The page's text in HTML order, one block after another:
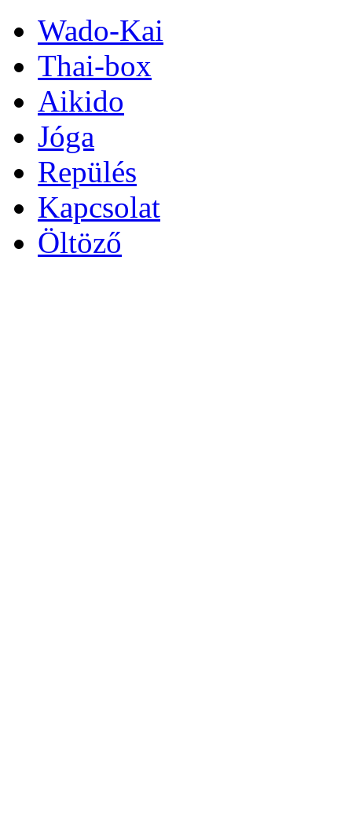
Wado-Kai
Thai-box
Aikido
Jóga
Repülés
Kapcsolat
Öltöző